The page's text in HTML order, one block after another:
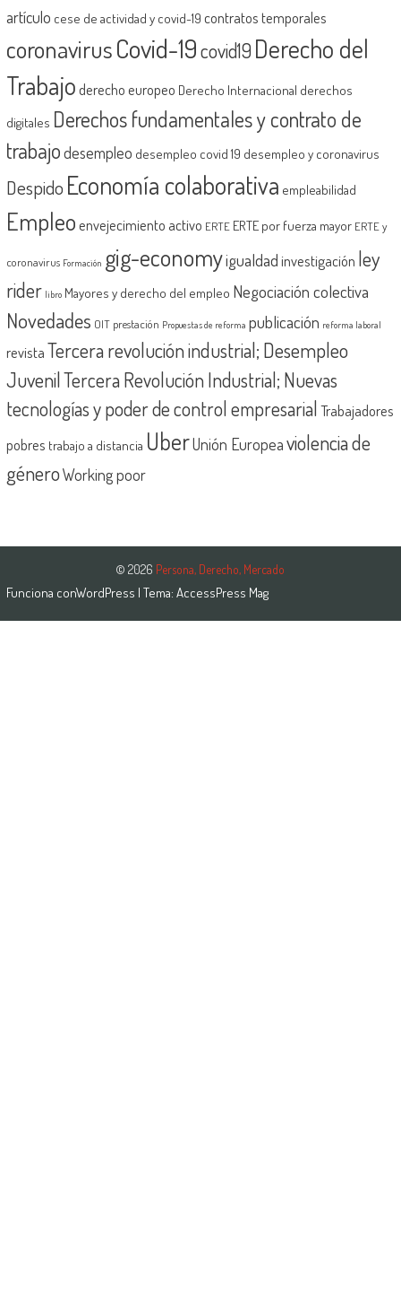
artículo cese de actividad y covid-19 contratos temporales
coronavirusCovid-19covid19 Derecho del
Trabajoderecho europeo Derecho Internacional derechos
digitales Derechos fundamentales y contrato de
trabajodesempleo desempleo covid 19 desempleo y coronavirus
Despido Economía colaborativa empleabilidad
Empleoenvejecimiento activo ERTE ERTE por fuerza mayor ERTE y
coronavirus Formación gig-economyigualdadinvestigación ley
rider libro Mayores y derecho del empleo Negociación colectiva
Novedades OIT prestación Propuestas de reforma publicación reforma laboral
revistaTercera revolución industrial; Desempleo
JuvenilTercera Revolución Industrial; Nuevas
tecnologías y poder de control empresarial Trabajadores
pobres trabajo a distancia UberUnión Europeaviolencia de
géneroWorking poor
© 2026 Persona, Derecho, Mercado
Funciona conWordPress | Tema: AccessPress Mag